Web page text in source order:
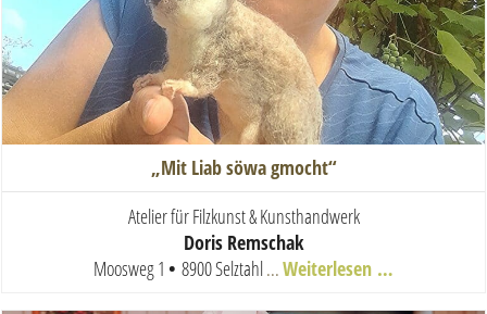
„Mit Liab söwa gmocht“
Atelier für Filzkunst & Kunsthandwerk
Doris Remschak
Moosweg 1 • 8900 Selztahl...Weiterlesen …